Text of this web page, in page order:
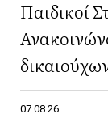
Παιδικοί
07.08.26